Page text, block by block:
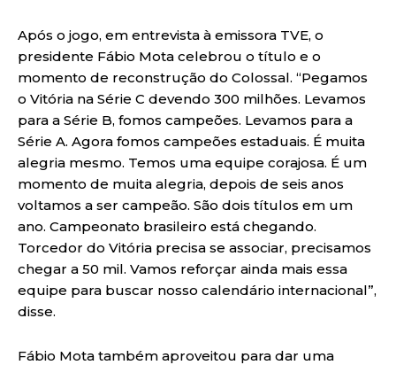
Após o jogo, em entrevista à emissora TVE, o
presidente Fábio Mota celebrou o título e o
momento de reconstrução do Colossal. “Pegamos
o Vitória na Série C devendo 300 milhões. Levamos
para a Série B, fomos campeões. Levamos para a
Série A. Agora fomos campeões estaduais. É muita
alegria mesmo. Temos uma equipe corajosa. É um
momento de muita alegria, depois de seis anos
voltamos a ser campeão. São dois títulos em um
ano. Campeonato brasileiro está chegando.
Torcedor do Vitória precisa se associar, precisamos
chegar a 50 mil. Vamos reforçar ainda mais essa
equipe para buscar nosso calendário internacional”,
disse.
Fábio Mota também aproveitou para dar uma